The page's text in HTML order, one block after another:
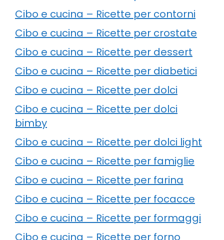
Cibo e cucina – Ricette per contorni
Cibo e cucina – Ricette per crostate
Cibo e cucina – Ricette per dessert
Cibo e cucina – Ricette per diabetici
Cibo e cucina – Ricette per dolci
Cibo e cucina – Ricette per dolci
bimby
Cibo e cucina – Ricette per dolci light
Cibo e cucina – Ricette per famiglie
Cibo e cucina – Ricette per farina
Cibo e cucina – Ricette per focacce
Cibo e cucina – Ricette per formaggi
Cibo e cucina – Ricette per forno